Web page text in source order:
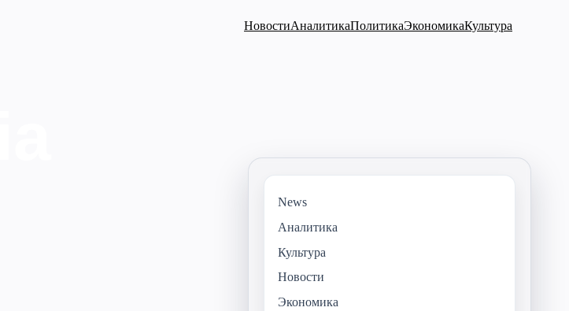
НовостиАналитикаПолитикаЭкономикаКультура
News
Аналитика
Культура
Новости
Экономика